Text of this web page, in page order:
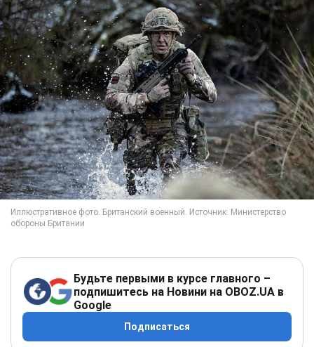
Будьте первыми в курсе главного –
подпишитесь на Новини на OBOZ.UA в
Google
Подписаться